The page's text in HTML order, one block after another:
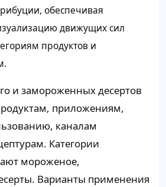
обеспечивая
движущих сил
продуктов и
и замороженных десертов
приложениям,
каналам
Категории
мороженое,
Варианты применения